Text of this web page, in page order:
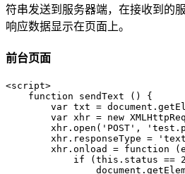
符串发送到服务器端，在接收到的
响应数据显示在页面上。
前台页面
<script>
    function sendText () {
var txt =
var xhr = new
xhr.open('POST',
xhr.responseType =
xhr.onload = function
if (this.status ==